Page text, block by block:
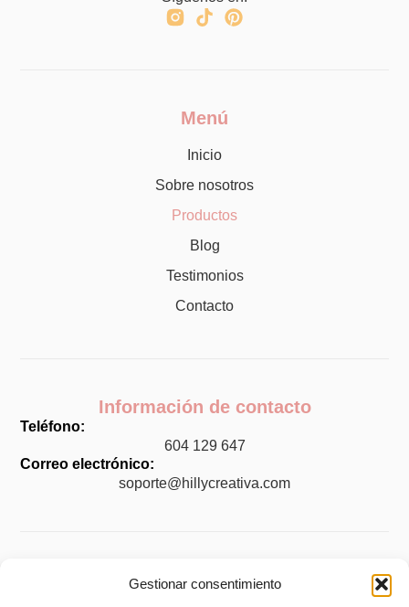
Gestionar consentimiento
Menú
Inicio
Sobre nosotros
Productos
Blog
Testimonios
Contacto
Información de contacto
Teléfono:
604 129 647
Correo electrónico:
soporte@hillycreativa.com